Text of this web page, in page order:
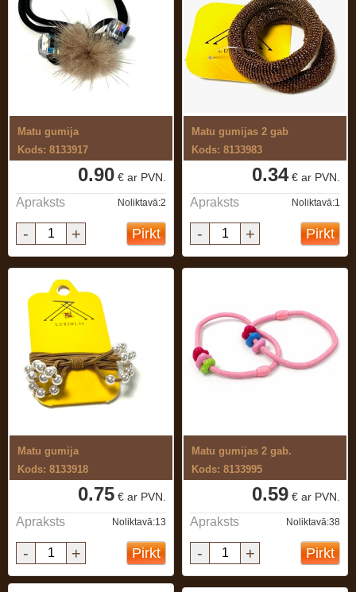
Matu gumija
Kods: 8133917
0.90 € ar PVN.
Apraksts Noliktavā:2
- + Pirkt
Matu gumijas 2 gab
Kods: 8133983
0.34€ ar PVN.
Apraksts Noliktavā:1
- + Pirkt
Matu gumija
Kods: 8133918
0.75 € ar PVN.
Apraksts Noliktavā:13
- + Pirkt
Matu gumijas 2 gab.
Kods: 8133995
0.59 € ar PVN.
Apraksts Noliktavā:38
- + Pirkt